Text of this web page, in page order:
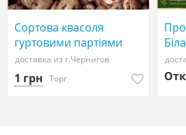
Сортова квасоля
гуртовими партіями
доставка из г.Чернигов
1 грн Торг